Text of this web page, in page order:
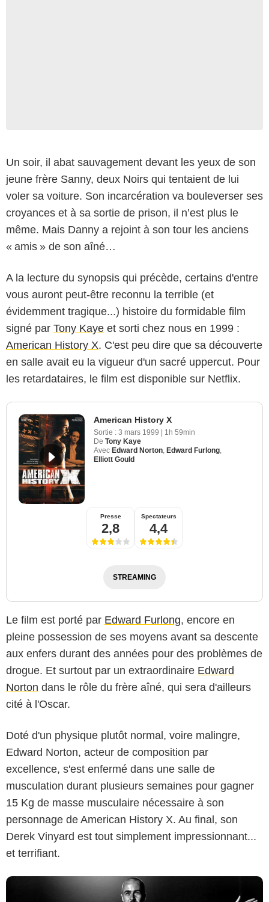
Un soir, il abat sauvagement devant les yeux de son
jeune frère Sanny, deux Noirs qui tentaient de lui
voler sa voiture. Son incarcération va bouleverser ses
croyances et à sa sortie de prison, il n’est plus le
même. Mais Danny a rejoint à son tour les anciens
« amis » de son aîné…
A la lecture du synopsis qui précède, certains d'entre
vous auront peut-être reconnu la terrible (et
évidemment tragique...) histoire du formidable film
signé par Tony Kaye et sorti chez nous en 1999 :
American History X. C'est peu dire que sa découverte
en salle avait eu la vigueur d'un sacré uppercut. Pour
les retardataires, le film est disponible sur Netflix.
American History X
Sortie : 3 mars 1999 | 1h 59min
De Tony Kaye
Avec Edward Norton Edward Furlong
Elliott Gould
Presse
2,8
Spectateurs
4,4
STREAMING
Le film est porté par Edward Furlong, encore en
pleine possession de ses moyens avant sa descente
aux enfers durant des années pour des problèmes de
drogue. Et surtout par un extraordinaire Edward
Norton dans le rôle du frère aîné, qui sera d'ailleurs
cité à l'Oscar.
Doté d'un physique plutôt normal, voire malingre,
Edward Norton, acteur de composition par
excellence, s'est enfermé dans une salle de
musculation durant plusieurs semaines pour gagner
15 Kg de masse musculaire nécessaire à son
personnage de American History X. Au final, son
Derek Vinyard est tout simplement impressionnant...
et terrifiant.
D.R.